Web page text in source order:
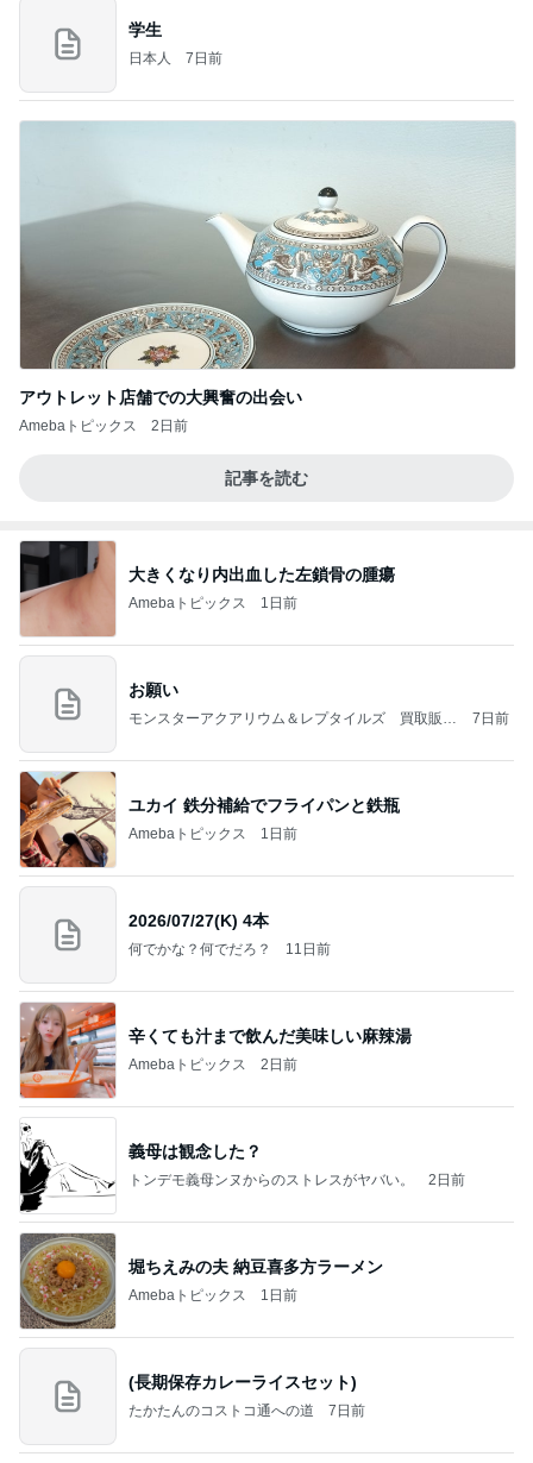
学生
日本人 7日前
アウトレット店舗での大興奮の出会い
Amebaトピックス 2日前
記事を読む
大きくなり内出血した左鎖骨の腫瘍
Amebaトピックス 1日前
お願い
モンスターアクアリウム＆レプタイルズ 買取販売
7日前
ユカイ 鉄分補給でフライパンと鉄瓶
Amebaトピックス 1日前
2026/07/27(K) 4本
何でかな？何でだろ？ 11日前
辛くても汁まで飲んだ美味しい麻辣湯
Amebaトピックス 2日前
義母は観念した？
トンデモ義母ンヌからのストレスがヤバい。 2日前
堀ちえみの夫 納豆喜多方ラーメン
Amebaトピックス 1日前
(長期保存カレーライスセット)
たかたんのコストコ通への道 7日前